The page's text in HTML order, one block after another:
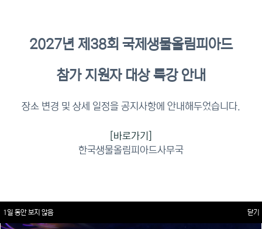
이수증명서 확인 바로가기
2027년 제38회 국제생물올림피아드
참가 지원자 대상 특강 안내
장소 변경 및 상세 일정을 공지사항에 안내해두었습니다.
[바로가기]
한국생물올림피아드사무국
1일 동안 보지 않음 닫기